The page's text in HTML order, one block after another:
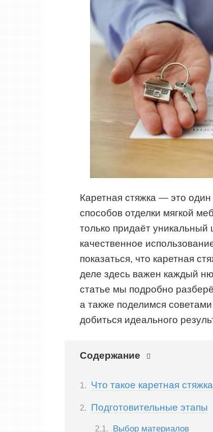
Каретная стяжка — это
способов отделки мягкой
только придаёт уникальный
качественное
показаться, что каретная
деле здесь важен каждый
статье мы подробно
а также поделимся
добиться идеального
Содержание
Что такое каретная
Подготовительные этапы
Выбор материалов